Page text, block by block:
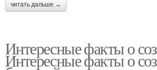
читать дальше →
Интересные факты о
Интересные факты о